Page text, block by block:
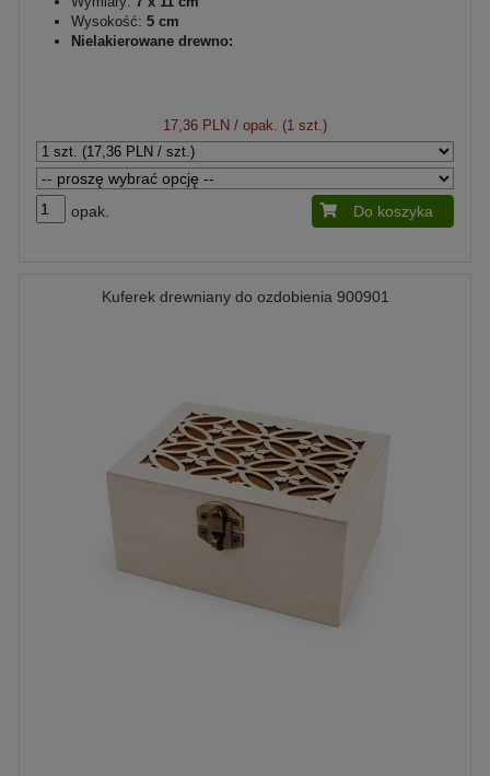
Wysokość: 5 cm
Nielakierowane drewno:
17,36 PLN / opak. (1 szt.)
opak. Do koszyka
Kuferek drewniany do ozdobienia 900901